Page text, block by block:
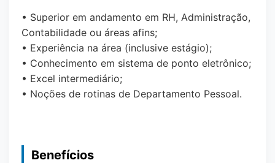
• Superior em andamento em RH, Administração,
Contabilidade ou áreas afins;
• Experiência na área (inclusive estágio);
• Conhecimento em sistema de ponto eletrônico;
• Excel intermediário;
• Noções de rotinas de Departamento Pessoal.
Benefícios